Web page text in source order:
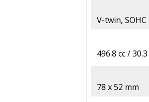
V-twin,
496.8 cc /
78 x 52 mm